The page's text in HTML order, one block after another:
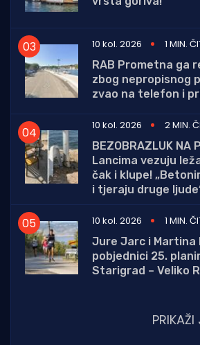
10 kol. 2026
1 MIN.
RAB Prometna ga
zbog nepropisnog
zvao na telefon i
10 kol. 2026
2 MIN.
BEZOBRAZLUK NA
Lancima vezuju
čak i klupe!
i tjeraju druge
10 kol. 2026
1 MIN.
Jure Jarc i Martina
pobjednici 25.
Starigrad – Veliko